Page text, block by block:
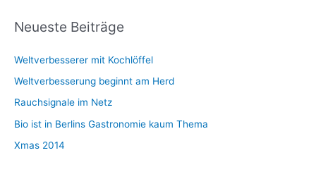
h
n
n
a
Neueste Beiträge
Weltverbesserer mit Kochlöffel
Weltverbesserung beginnt am Herd
Rauchsignale im Netz
Bio ist in Berlins Gastronomie kaum Thema
Xmas 2014